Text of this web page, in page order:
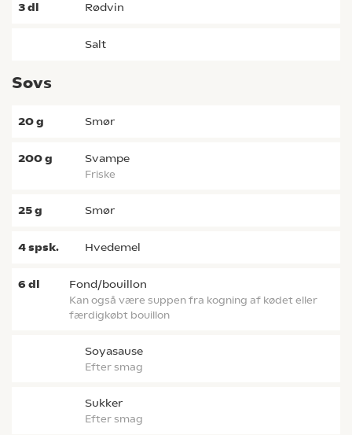
3dl rødvin
salt
Sovs
20g smør
200g svampe
friske
25g smør
4spsk. hvedemel
6 dl fond/bouillon
kan også være suppen fra kogning af kødet eller
færdigkøbt bouillon
soyasause
efter smag
sukker
efter smag